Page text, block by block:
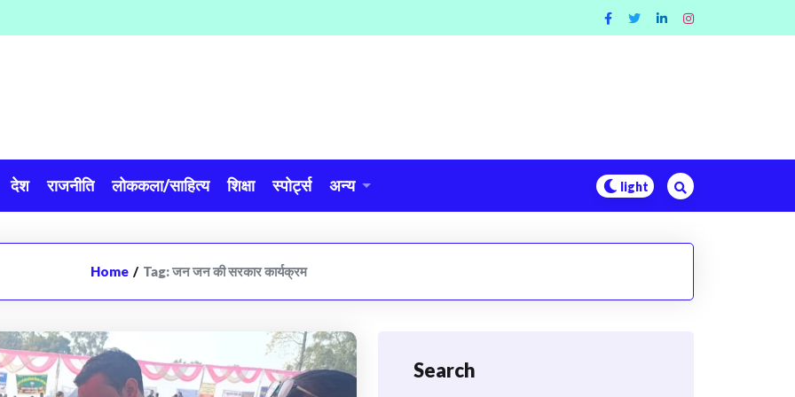
देश राजनीति लोककला/साहित्य शिक्षा स्पोर्ट्स अन्य
Home / Tag:जन जन की सरकार कार्यक्रम
Search